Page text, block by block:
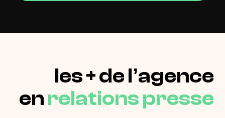
les + de l’agence
enrelations presse